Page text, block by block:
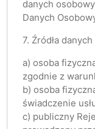
danych
Danych
7. Źródła danych
a) osoba
zgodnie z
b) osoba
świadczenie
c) publiczny